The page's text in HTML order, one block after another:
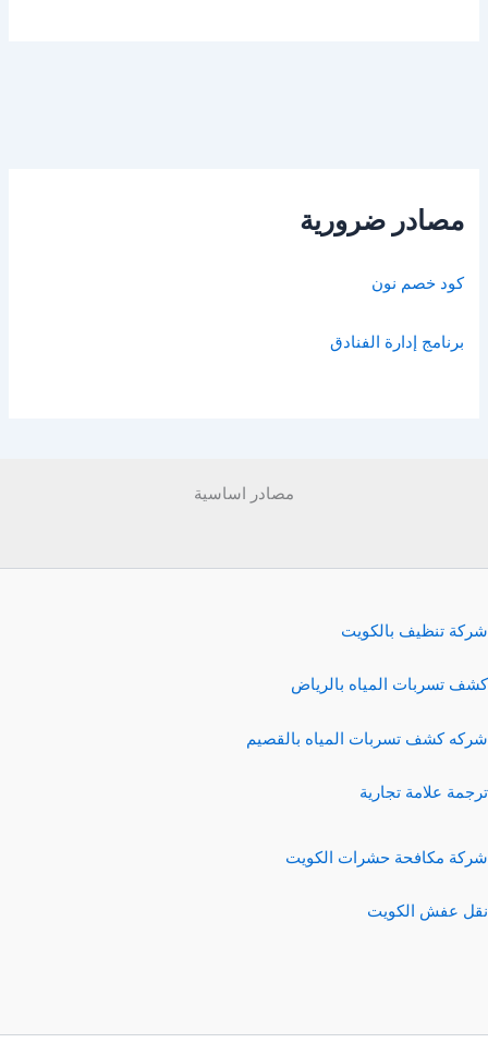
مصادر ضرورية
كود خصم نون
برنامج إدارة الفنادق
مصادر اساسية
شركة تنظيف بالكويت
كشف تسربات المياه بالرياض
شركه كشف تسربات المياه بالقصيم
ترجمة علامة تجارية
شركة مكافحة حشرات الكويت
نقل عفش الكويت